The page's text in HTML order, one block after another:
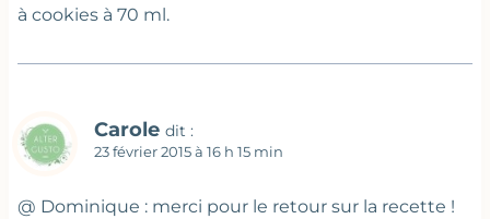
à cookies à 70 ml.
Carole dit :
23 février 2015 à 16 h 15 min
@ Dominique : merci pour le retour sur la recette !